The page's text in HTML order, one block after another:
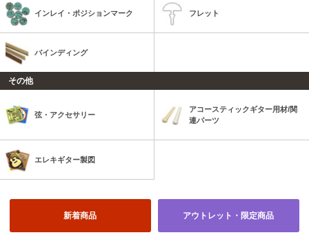
インレイ・ポジションマーク フレット
バインディング
その他
弦・アクセサリー
アコースティックギター用材/関
連パーツ
エレキギター製図
新着商品 アウトレット・限定商品